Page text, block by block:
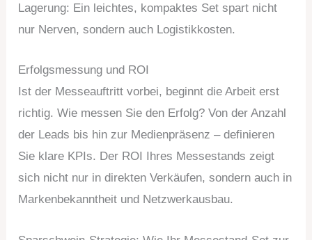
Lagerung: Ein leichtes, kompaktes Set spart nicht
nur Nerven, sondern auch Logistikkosten.
Erfolgsmessung und ROI
Ist der Messeauftritt vorbei, beginnt die Arbeit erst
richtig. Wie messen Sie den Erfolg? Von der Anzahl
der Leads bis hin zur Medienpräsenz – definieren
Sie klare KPIs. Der ROI Ihres Messestands zeigt
sich nicht nur in direkten Verkäufen, sondern auch in
Markenbekanntheit und Netzwerkausbau.